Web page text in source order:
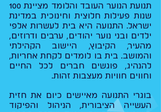
תנועת הנוער העובד והלומד מציינת 100
שנות פעילות חלוצית וחינוכית במדינת
ישראל. התנועה היא בית לעשרות אלפי
ילדים ובני נוער יהודים, ערבים ודרוזים,
מהעיר, הקיבוץ, היישוב הקהילתי
והמושב. בית בו לומדים לקחת אחריות,
להנהיג, פוגשים חברים לכל החיים
וחווים חוויות מעצבות זהות.
בוגרי התנועה מאיישים כיום את חזית
העשייה הציבורית, הניהול והפיקוד